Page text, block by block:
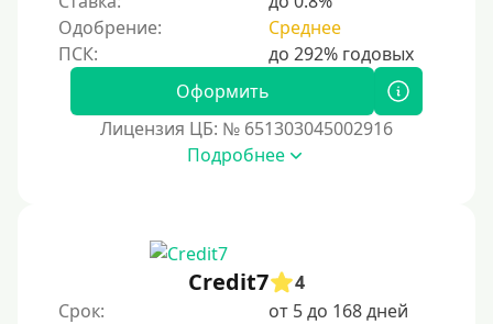
ь за безопасностью, чтобы избежать мошенн
ичества.
Сбербанк
Моментум (Momentum)
С помощью системы Контакт
Золотая Корона
С использованием системы быстрых платежей (СБП)
Без активации сервиса
Без участия банков
Одобрение:
Среднее
Оформить
Лицензия ЦБ: № 651303045002916
Подробнее
Credit7
4
Срок:
от 5 до 168 дней